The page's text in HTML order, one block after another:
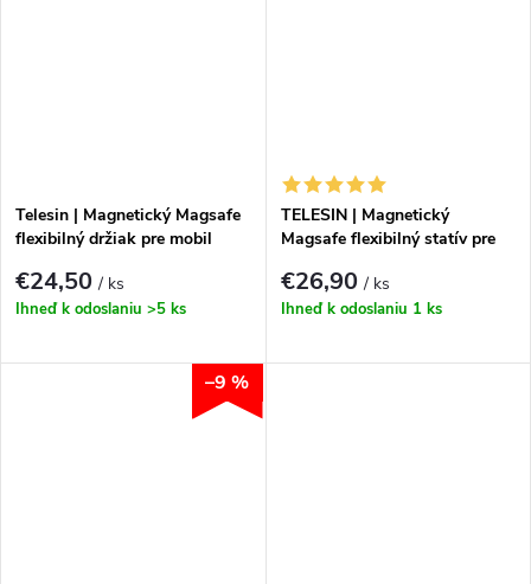
Telesin | Magnetický Magsafe
flexibilný držiak pre mobil
€24,50/ ks
Ihneď k odoslaniu >5 ks
TELESIN | Magnetický
Magsafe flexibilný statív pre
€26,90/ ks
Ihneď k odoslaniu 1 ks
–9 %